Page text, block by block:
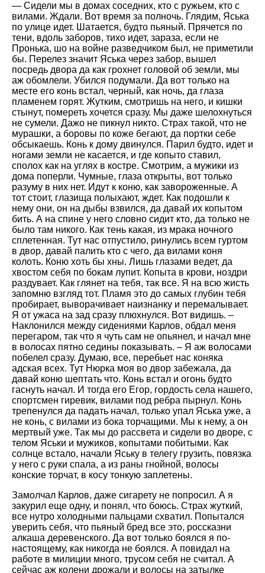
— Сидели мы в домах соседних, кто с ружьем, кто с
вилами. Ждали. Вот время за полночь. Глядим, Яська
по улице идет. Шатается, будто пьяный. Прячется по
тени, вдоль заборов, тихо идет, зараза, если не
Пронька, шо на войне разведчиком был, не приметили
бы. Перелез значит Яська через забор, вышел
посредь двора да как грохнет головой об земли, мы
аж обомлели. Убился подумали. Да вот только на
месте его конь встал, черный, как ночь, да глаза
пламенем горят. Жутким, смотришь на него, и кишки
стынут, помереть хочется сразу. Мы даже шелохнуться
не сумели. Дажо не пикнул никто. Страх такой, что не
мурашки, а боровы по коже бегают, да портки себе
обсыкаешь. Конь к дому двинулся. Парил будто, идет и
ногами земли не касается, и где копыто ставил,
сполох как на углях в костре. Смотрим, а мужики из
дома поперли. Чумные, глаза открыты, вот только
разуму в них нет. Идут к коню, как завороженные. А
тот стоит, глазища полыхают, ждет. Как подошли к
нему они, он на дыбы взвился, да давай их копытом
бить. А на спине у него словно сидит кто, да только не
было там никого. Как тень какая, из мрака ночного
сплетенная. Тут нас отпустило, ринулись всем гуртом
в двор, давай палить кто с чего, да вилами коня
колоть. Коню хоть бы хны. Лишь глазами ведет, да
хвостом себя по бокам лупит. Копыта в крови, ноздри
раздувает. Как глянет на тебя, так все. Я на всю жисть
запомню взгляд тот. Пламя это до самых глубин тебя
пробирает, выворачивает наизнанку и перемалывает.
Я от ужаса на зад сразу плюхнулся. Вот видишь. –
Наклонился между сидениями Карлов, обдал меня
перегаром, так что я чуть сам не опьянел, и начал мне
в волосах пятно седины показывать. – Я аж волосами
побелел сразу. Думаю, все, перебьет нас коняка
адская всех. Тут Нюрка моя во двор забежала, да
давай коню шептать что. Конь встал и огонь будто
гаснуть начал. И тогда его Егор, гордость села нашего,
спортсмен гиревик, вилами под ребра пырнул. Конь
трепенулся да падать начал, только упал Яська уже, а
не конь, с вилами из бока торчащими. Мы к нему, а он
мертвый уже. Так мы до рассвета и сидели во дворе, с
телом Яськи и мужиков, копытами побитыми. Как
солнце встало, начали Яську в телегу грузить, повязка
у него с руки спала, а из раны гнойной, волосы
конские торчат, в косу тонкую заплетены.
Замолчал Карлов, даже сигарету не попросил. А я
закурил еще одну, и понял, что боюсь. Страх жуткий,
все нутро холодными пальцами схватил. Попытался
уверить себя, что пьяный бред все это, россказни
алкаша деревенского. Да вот только боялся я по-
настоящему, как никогда не боялся. А повидал на
работе в милиции много, трусом себя не считал. А
сейчас аж колени дрожали и волосы на затылке